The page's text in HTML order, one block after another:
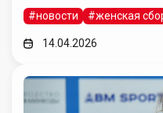
#новости #женская
14.04.2026